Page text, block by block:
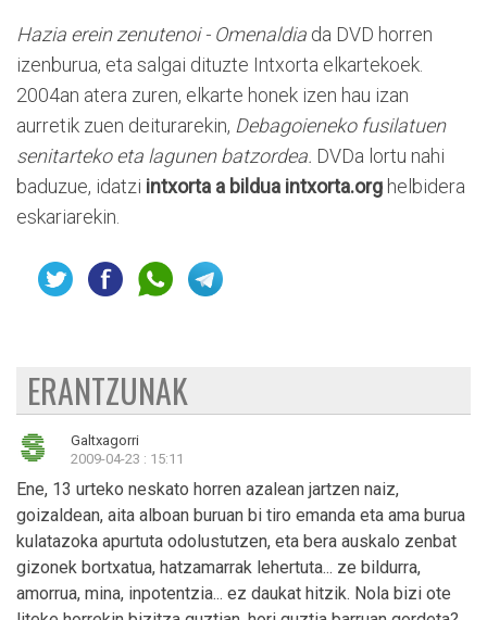
Hazia erein zenutenoi - Omenaldia da DVD horren
izenburua, eta salgai dituzte Intxorta elkartekoek.
2004an atera zuren, elkarte honek izen hau izan
aurretik zuen deiturarekin, Debagoieneko fusilatuen
senitarteko eta lagunen batzordea. DVDa lortu nahi
baduzue, idatzi intxorta a bildua intxorta.org helbidera
eskariarekin.
ERANTZUNAK
Galtxagorri
2009-04-23 : 15:11
Ene, 13 urteko neskato horren azalean jartzen naiz,
goizaldean, aita alboan buruan bi tiro emanda eta ama burua
kulatazoka apurtuta odolustutzen, eta bera auskalo zenbat
gizonek bortxatua, hatzamarrak lehertuta... ze bildurra,
amorrua, mina, inpotentzia... ez daukat hitzik. Nola bizi ote